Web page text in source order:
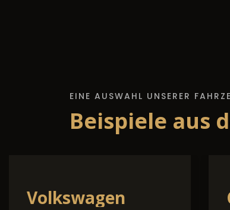
EINE AUSWAHL UNSERER
Beispiele aus
Opel Other